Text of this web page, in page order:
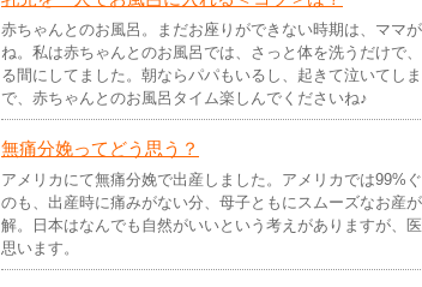
赤ちゃんとのお風呂。まだお座りができない時期は、ママ
ね。私は赤ちゃんとのお風呂では、さっと体を洗うだけで
る間にしてました。朝ならパパもいるし、起きて泣いてし
で、赤ちゃんとのお風呂タイム楽しんでくださいね♪
無痛分娩ってどう思う？
アメリカにて無痛分娩で出産しました。アメリカでは99%
のも、出産時に痛みがない分、母子ともにスムーズなお産
解。日本はなんでも自然がいいという考えがありますが、
思います。